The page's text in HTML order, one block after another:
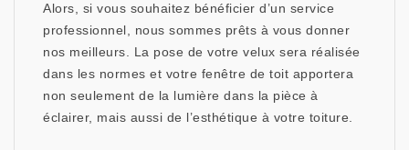
Alors, si vous souhaitez bénéficier d’un service
professionnel, nous sommes prêts à vous donner
nos meilleurs. La pose de votre velux sera réalisée
dans les normes et votre fenêtre de toit apportera
non seulement de la lumière dans la pièce à
éclairer, mais aussi de l’esthétique à votre toiture.